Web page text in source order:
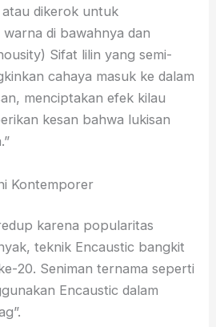
dikerok untuk
di bawahnya dan
Sifat lilin yang semi-
cahaya masuk ke dalam
menciptakan efek kilau
kesan bahwa lukisan
Kontemporer
karena popularitas
teknik Encaustic bangkit
20. Seniman ternama seperti
Encaustic dalam